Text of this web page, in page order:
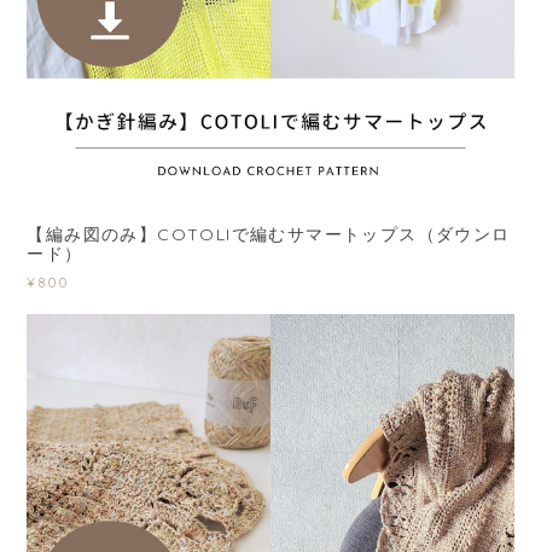
【編み図のみ】COTOLIで編むサマートップス（ダウンロ
ード）
¥800